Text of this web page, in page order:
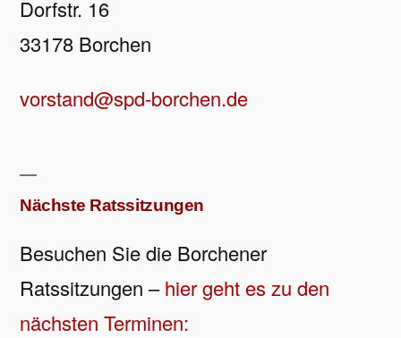
Dorfstr. 16
33178 Borchen
vorstand@spd-borchen.de
Nächste Ratssitzungen
Besuchen Sie die Borchener
Ratssitzungen –hier geht es zu den
nächsten Terminen: